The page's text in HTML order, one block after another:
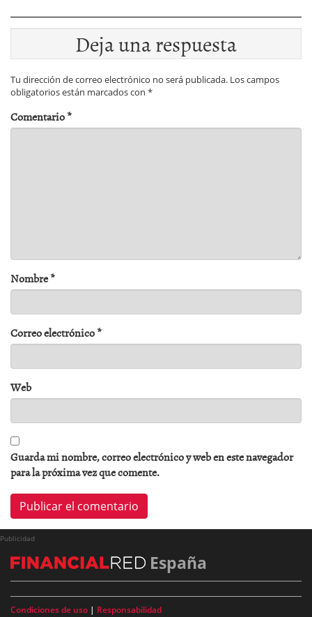
Deja una respuesta
Tu dirección de correo electrónico no será publicada. Los campos
obligatorios están marcados con *
Comentario*
Nombre*
Correo electrónico*
Web
Guarda mi nombre, correo electrónico y web en este navegador
para la próxima vez que comente.
Publicidad
España
Condiciones de uso | Responsabilidad